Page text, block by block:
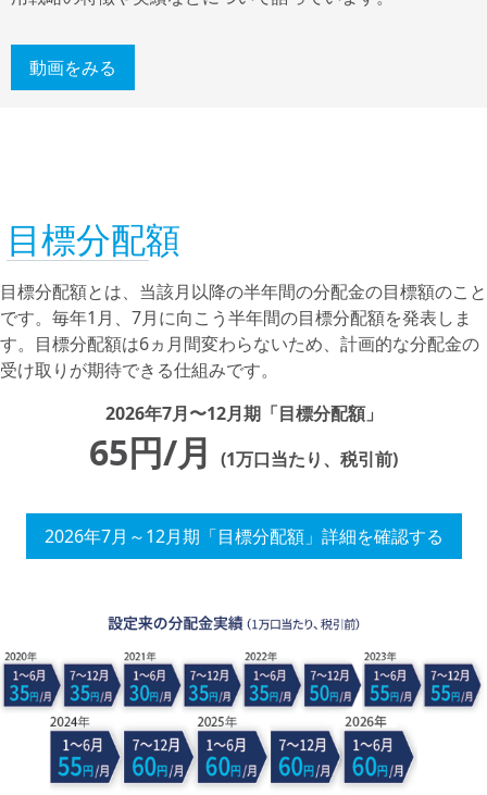
動画をみる
目標分配額
目標分配額とは、当該月以降の半年間の分配金の目標額のこと
です。毎年1月、7月に向こう半年間の目標分配額を発表しま
す。目標分配額は6ヵ月間変わらないため、計画的な分配金の
受け取りが期待できる仕組みです。
2026年7⽉〜12月期「目標分配額」
65円/月 (1万口当たり、税引前)
2026年7月～12月期「目標分配額」詳細を確認する